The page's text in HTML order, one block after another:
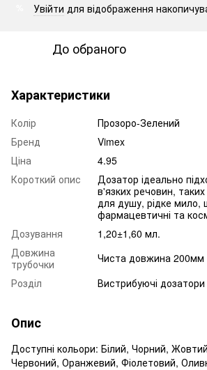
Увійти для відображення
До обраного
Характеристики
Колір
Прозоро-Зелений
Бренд
Vimex
Ціна
4.95
Короткий опис
Дозатор ідеально
в'язких речовин,
для душу, рідке мило,
фармацевтичні та
Дозування
1,20±1,60 мл.
Довжина
трубочки
Чиста довжина 200мм
Розділ
Вистрибуючі дозатори
Опис
Доступні кольори: Білий, Чорний,
Червоний, Оранжевий, Фіолетовий,